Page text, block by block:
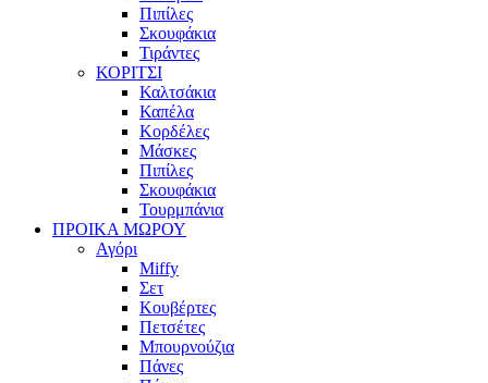
Πιπίλες
Σκουφάκια
Τιράντες
ΚΟΡΙΤΣΙ
Καλτσάκια
Καπέλα
Κορδέλες
Μάσκες
Πιπίλες
Σκουφάκια
Τουρμπάνια
ΠΡΟΙΚΑ ΜΩΡΟΥ
Αγόρι
Miffy
Σετ
Κουβέρτες
Πετσέτες
Μπουρνούζια
Πάνες